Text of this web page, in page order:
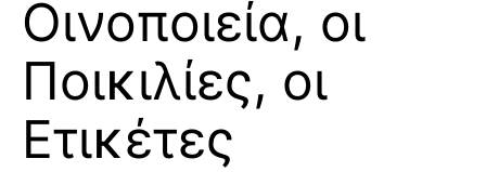
Οινοποιεία, οι
Ποικιλίες, οι
Ετικέτες